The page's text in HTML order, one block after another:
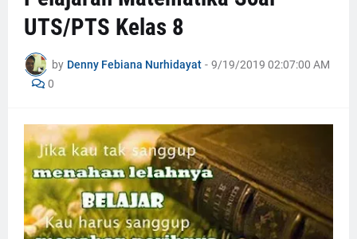
UTS/PTS Kelas 8
by Denny Febiana Nurhidayat - 9/19/2019 02:07:00 AM
0